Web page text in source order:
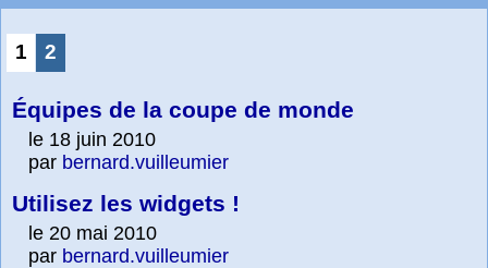
1 2
Équipes de la coupe de monde
le 18 juin 2010
par bernard.vuilleumier
Utilisez les widgets !
le 20 mai 2010
par bernard.vuilleumier